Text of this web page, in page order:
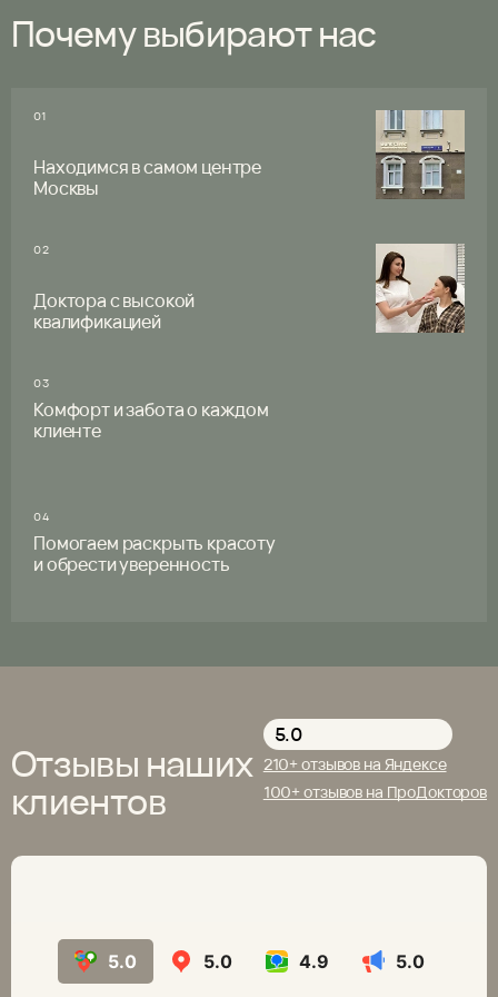
Почему выбирают нас
01
Находимся в самом центре
Москвы
02
Доктора с высокой
квалификацией
03
Комфорт и забота о каждом
клиенте
04
Помогаем раскрыть красоту
и обрести уверенность
Отзывы наших
клиентов
5.0
210+ отзывов на Яндексе
100+ отзывов на ПроДокторов
5.0 5.0 4.9 5.0